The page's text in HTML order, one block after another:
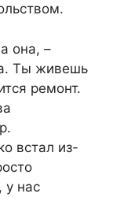
она, –
Ты живешь
ремонт.
встал из-
у нас